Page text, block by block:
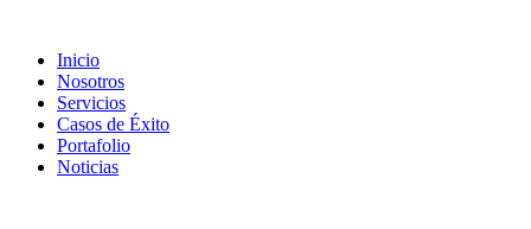
Inicio
Nosotros
Servicios
Casos de Éxito
Portafolio
Noticias